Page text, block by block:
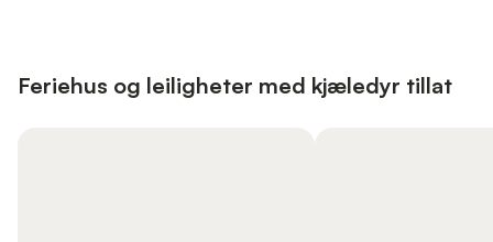
Feriehus og leiligheter med kjæledyr tillat